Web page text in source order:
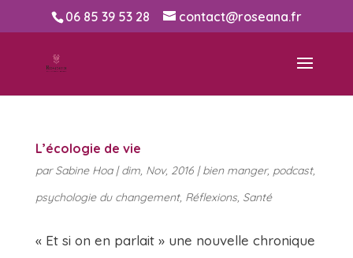
06 85 39 53 28 contact@roseana.fr
L’écologie de vie
parSabine Hoa|dim, Nov, 2016|bien manger, podcast,
psychologie du changement, Réflexions, Santé
« Et si on en parlait » une nouvelle chronique